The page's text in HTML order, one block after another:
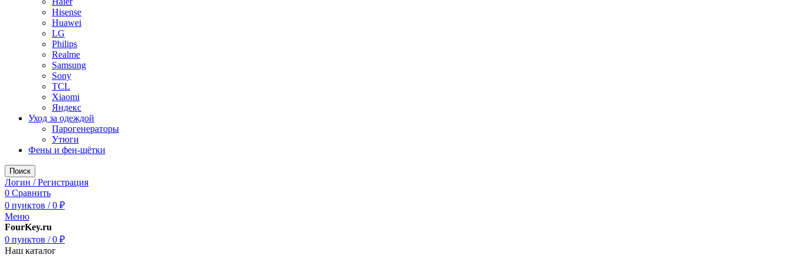
Hisense
Huawei
LG
Philips
Realme
Samsung
Sony
TCL
Xiaomi
Яндекс
Уход за одеждой
Парогенераторы
Утюги
Фены и фен-щётки
Поиск
Логин / Регистрация
0 Сравнить
0 пунктов / 0 ₽
Меню
FourKey.ru
0 пунктов / 0 ₽
Наш каталог